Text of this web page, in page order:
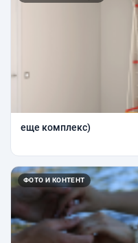
еще комплекс)
ФОТО И КОНТЕНТ